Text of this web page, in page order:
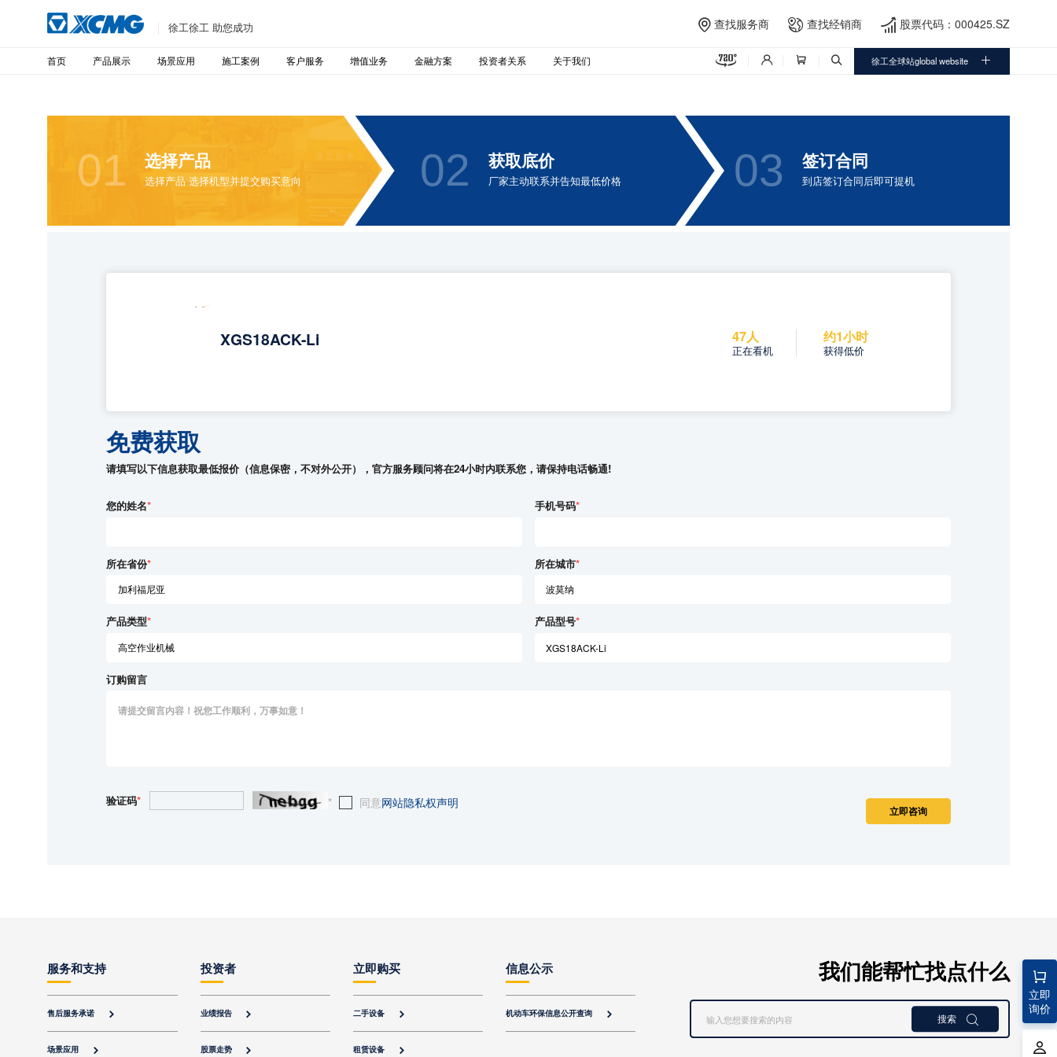
徐工徐工 助您成功  查找服务商  查找经销商  股票代码：000425.SZ
首页 产品展示 场景应用 施工案例 客户服务 增值业务 金融方案 投资者关系 关于我们     徐工全球站global website 
01 选择产品
选择产品 选择机型并提交购买意向 02 获取底价
厂家主动联系并告知最低价格 03 签订合同
到店签订合同后即可提机
XGS18ACK-Li 47人
正在看机
约1小时
获得低价
免费获取
请填写以下信息获取最低报价（信息保密，不对外公开），官方服务顾问将在24小时内联系您，请保持电话畅通!
您的姓名* 手机号码*
所在省份* 所在城市*
产品类型* 产品型号*
订购留言
验证码* * 同意网站隐私权声明
立即
询价
服务和支持
售后服务承诺 
场景应用 
投资者
业绩报告 
股票走势 
立即购买
二手设备 
租赁设备 
信息公示
机动车环保信息公开查询 
我们能帮忙找点什么
搜索 